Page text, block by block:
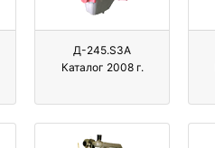
Д-245.S3A
Каталог 2008 г.